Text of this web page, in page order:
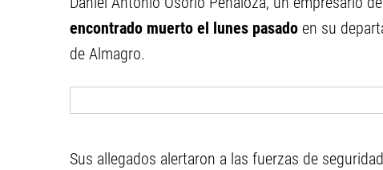
encontrado muerto el lunes pasado en su
de Almagro.
Sus allegados alertaron a las fuerzas de